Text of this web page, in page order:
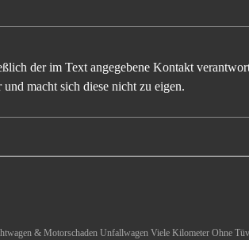
der im Text angegebene Kontakt
macht sich diese nicht zu eigen.
& Motorschaden Unfallwagen Viele Kilometer Ohne